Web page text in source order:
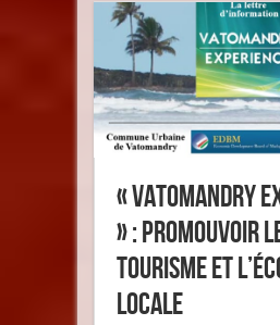
« Vatomandry
» : promouvoir
tourisme et
locale